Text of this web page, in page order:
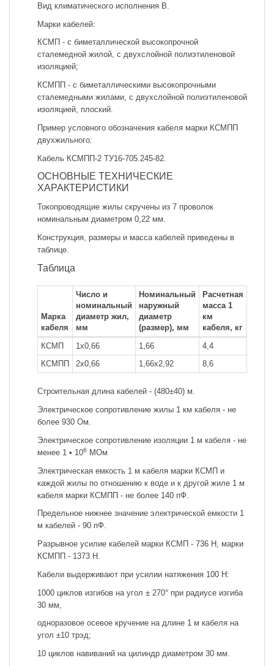
Вид климатического исполнения В.
Марки кабелей:
КСМП - с биметаллической высокопрочной
сталемедной жилой, с двухслойной полиэтиленовой
изоляцией;
КСМПП - с биметаллическими высокопрочными
сталемедными жилами, с двухслойной полиэтиленовой
изоляцией, плоский.
Пример условного обозначения кабеля марки КСМПП
двухжильного:
Кабель КСМПП-2 ТУ16-705.245-82.
ОСНОВНЫЕ ТЕХНИЧЕСКИЕ
ХАРАКТЕРИСТИКИ
Токопроводящие жилы скручены из 7 проволок
номинальным диаметром 0,22 мм.
Конструкция, размеры и масса кабелей приведены в
таблице.
Таблица
Марка
кабеля
Число и
номинальный
диаметр жил,
мм
Номинальный
наружный
диаметр
(размер), мм
Расчетная
масса 1
км
кабеля, кг
КСМП
1x0,66 1,66
4,4
КСМПП
2x0,66 1,66x2,92 8,6
Строительная длина кабелей - (480±40) м.
Электрическое сопротивление жилы 1 км кабеля - не
более 930 Ом.
Электрическое сопротивление изоляции 1 м кабеля - не
менее 1 • 106
МОм
Электрическая емкость 1 м кабеля марки КСМП и
каждой жилы по отношению к воде и к другой жиле 1 м
кабеля марки КСМПП - не более 140 пФ.
Предельное нижнее значение электрической емкости 1
м кабелей - 90 пФ.
Разрывное усилие кабелей марки КСМП - 736 Н, марки
КСМПП - 1373 Н.
Кабели выдерживают при усилии натяжения 100 Н:
1000 циклов изгибов на угол ± 270° при радиусе изгиба
30 мм,
одноразовое осевое кручение на длине 1 м кабеля на
угол ±10 трэд;
10 циклов навиваний на цилиндр диаметром 30 мм.